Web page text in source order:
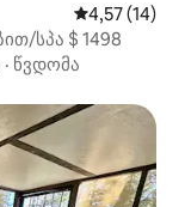
საშუალო
4,57 (14)
სპა $ 1498
· წვდომა